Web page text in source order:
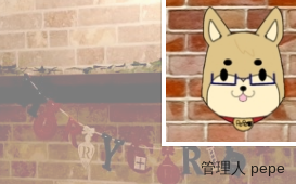
管理人 pepe